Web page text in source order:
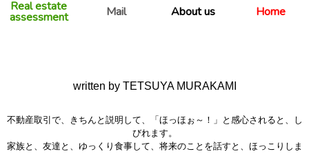
Real estate
assessment Mail About us Home
written by TETSUYA MURAKAMI
不動産取引で、きちんと説明して、「ほっほぉ～！」と感心されると、し
びれます。
家族と、友達と、ゆっくり食事して、将来のことを話すと、ほっこりしま